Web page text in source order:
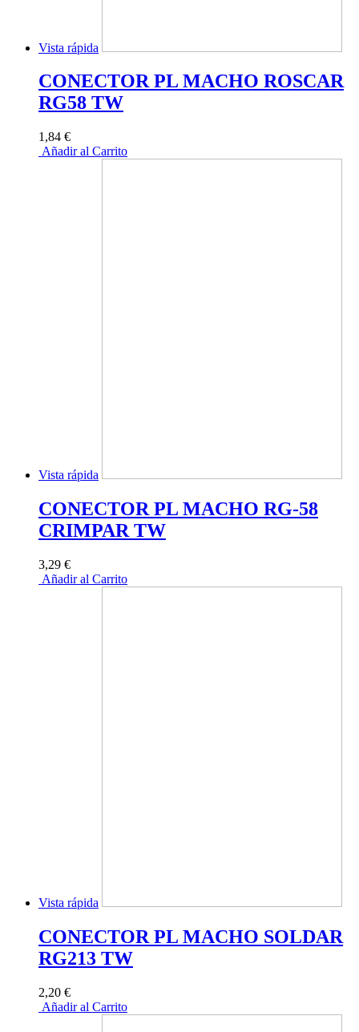
Vista rápida
CONECTOR PL MACHO ROSCAR
RG58 TW
1,84 €
Añadir al Carrito
Vista rápida
CONECTOR PL MACHO RG-58
CRIMPAR TW
3,29 €
Añadir al Carrito
Vista rápida
CONECTOR PL MACHO SOLDAR
RG213 TW
2,20 €
Añadir al Carrito